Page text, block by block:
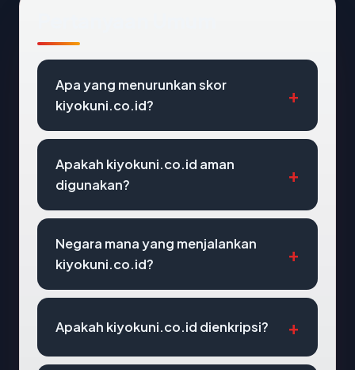
Apa yang menurunkan skor
kiyokuni.co.id?
Apakah kiyokuni.co.id aman
digunakan?
Negara mana yang menjalankan
kiyokuni.co.id?
Apakah kiyokuni.co.id dienkripsi?